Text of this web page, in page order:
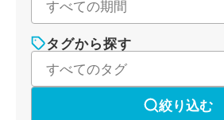
タグから探す
絞り込む